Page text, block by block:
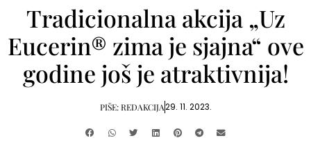
Tradicionalna akcija „Uz
Eucerin® zima je sjajna“ ove
godine još je atraktivnija!
PIŠE:REDAKCIJA29. 11. 2023.